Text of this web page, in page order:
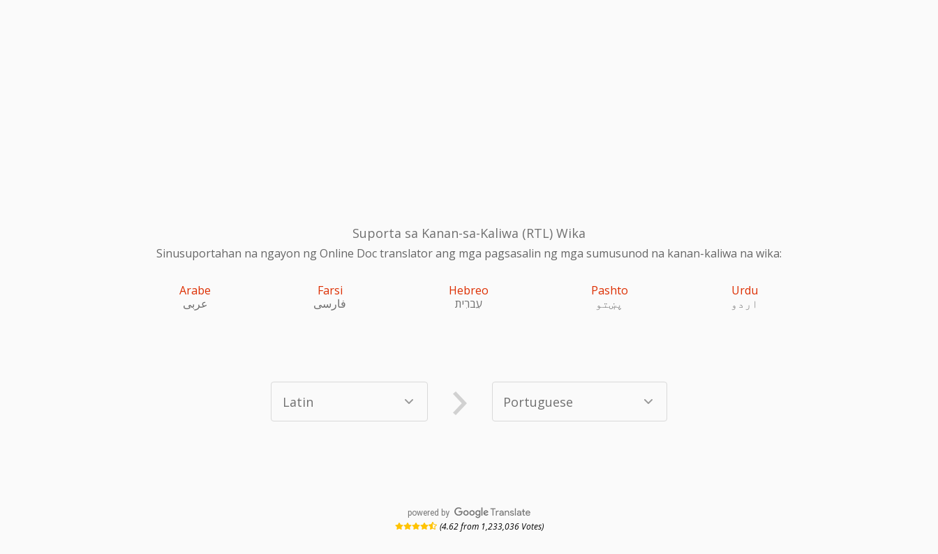
Suporta sa Kanan-sa-Kaliwa (RTL) Wika
Sinusuportahan na ngayon ng Online Doc translator ang mga pagsasalin ng mga sumusunod na kanan-kaliwa na wika:
Arabe
عربى
Farsi
فارسی
Hebreo
עִברִית
Pashto
پښتو
Urdu
اردو
powered by
(4.62 from 1,233,036 Votes)